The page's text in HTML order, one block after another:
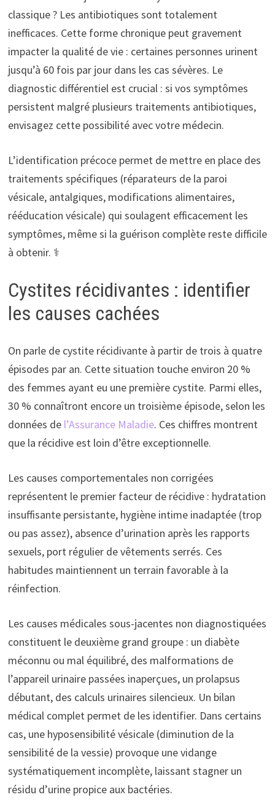
classique ? Les antibiotiques sont totalement
inefficaces. Cette forme chronique peut gravement
impacter la qualité de vie : certaines personnes urinent
jusqu’à 60 fois par jour dans les cas sévères. Le
diagnostic différentiel est crucial : si vos symptômes
persistent malgré plusieurs traitements antibiotiques,
envisagez cette possibilité avec votre médecin.
L’identification précoce permet de mettre en place des
traitements spécifiques (réparateurs de la paroi
vésicale, antalgiques, modifications alimentaires,
rééducation vésicale) qui soulagent efficacement les
symptômes, même si la guérison complète reste difficile
à obtenir. ⚕️
Cystites récidivantes : identifier
les causes cachées
On parle de cystite récidivante à partir de trois à quatre
épisodes par an. Cette situation touche environ 20 %
des femmes ayant eu une première cystite. Parmi elles,
30 % connaîtront encore un troisième épisode, selon les
données de l’Assurance Maladie. Ces chiffres montrent
que la récidive est loin d’être exceptionnelle.
Les causes comportementales non corrigées
représentent le premier facteur de récidive : hydratation
insuffisante persistante, hygiène intime inadaptée (trop
ou pas assez), absence d’urination après les rapports
sexuels, port régulier de vêtements serrés. Ces
habitudes maintiennent un terrain favorable à la
réinfection.
Les causes médicales sous-jacentes non diagnostiquées
constituent le deuxième grand groupe : un diabète
méconnu ou mal équilibré, des malformations de
l’appareil urinaire passées inaperçues, un prolapsus
débutant, des calculs urinaires silencieux. Un bilan
médical complet permet de les identifier. Dans certains
cas, une hyposensibilité vésicale (diminution de la
sensibilité de la vessie) provoque une vidange
systématiquement incomplète, laissant stagner un
résidu d’urine propice aux bactéries.